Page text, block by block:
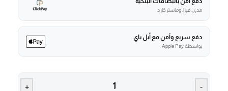
مدى، فيزا، وماستركارد
دفع سريع وآمن مع أبل باي
بواسطة Apple Pay
-
+